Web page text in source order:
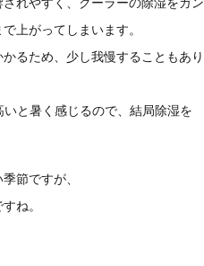
上がってしまいます。
るため、少し我慢することもあり
と暑く感じるので、結局除湿を
節ですが、
ね。